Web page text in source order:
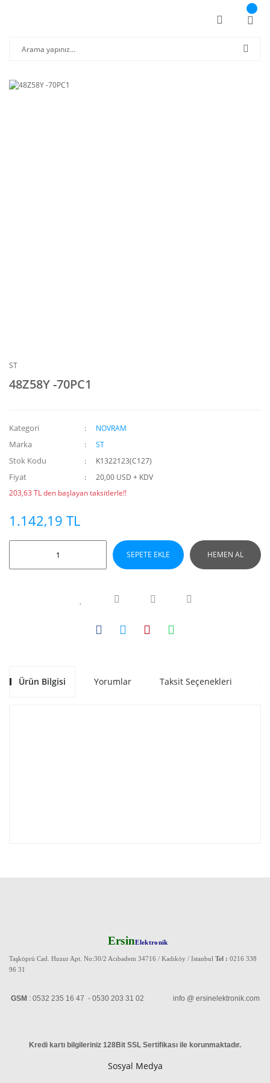
ST
48Z58Y -70PC1
Kategori NOVRAM
Marka ST
Stok Kodu K1322123(C127)
Fiyat
20,00 USD + KDV
203,63 TL den başlayan taksitlerle!!
1.142,19 TL
SEPETE EKLE HEMEN AL
Ürün Bilgisi Yorumlar Taksit Seçenekleri
ErsinElektronik
Taşköprü Cad. Huzur Apt. No:30/2 Acıbadem 34716 / Kadıköy / Istanbul Tel : 0216 338
96 31
GSM : 0532 235 16 47 - 0530 203 31 02 info @ ersinelektronik.com
Kredi kartı bilgileriniz 128Bit SSL Sertifikası ile korunmaktadır.
Sosyal Medya